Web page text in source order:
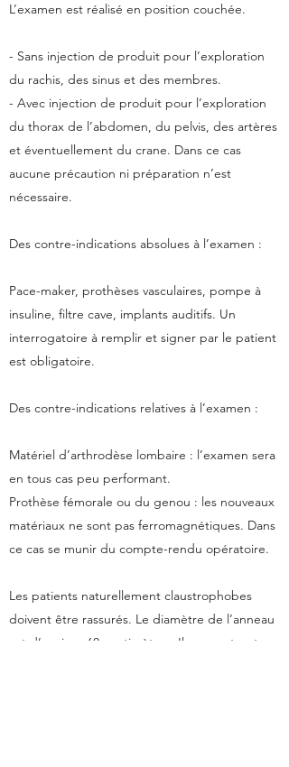
L’examen est réalisé en position couchée.
- Sans injection de produit pour l’exploration
du rachis, des sinus et des membres.
- Avec injection de produit pour l’exploration
du thorax de l’abdomen, du pelvis, des artères
et éventuellement du crane. Dans ce cas
aucune précaution ni préparation n’est
nécessaire.
Des contre-indications absolues à l’examen :
Pace-maker, prothèses vasculaires, pompe à
insuline, filtre cave, implants auditifs. Un
interrogatoire à remplir et signer par le patient
est obligatoire.
Des contre-indications relatives à l’examen :
Matériel d’arthrodèse lombaire : l’examen sera
en tous cas peu performant.
Prothèse fémorale ou du genou : les nouveaux
matériaux ne sont pas ferromagnétiques. Dans
ce cas se munir du compte-rendu opératoire.
Les patients naturellement claustrophobes
doivent être rassurés. Le diamètre de l’anneau
est d’environ 60 centimètres. Ils ne rentrent